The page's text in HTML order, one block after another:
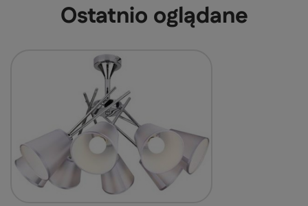
Ostatnio oglądane